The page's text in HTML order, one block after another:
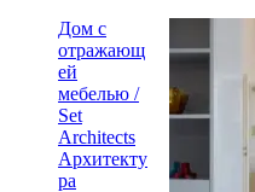
Дом с
отражающ
ей
мебелью /
Set
Architects
Архитекту
ра